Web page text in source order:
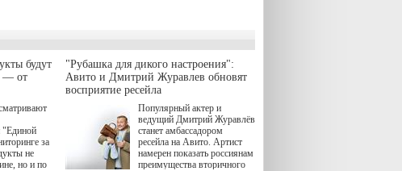
Главные
исполнили
Полина
Савостюк,
Кузьма
Жукова, а
target="_blank">"Холод"
</a> (18+) останется только
на экране — весь август по
четвергам продолжат
выходить новые эпизоды
сериала, в котором
беспощадным возмездием в
духе графа Монте-Кристо
занимается наша
современница.
будут
— от
"Единой
за
не
но и по
"Рубашка для дикого настроения":
Авито и Дмитрий Журавлев обновят
восприятие ресейла
Популярный актер и
ведущий Дмитрий Журавлёв
станет амбассадором
ресейла на Авито. Артист
намерен показать россиянам
преимущества вторичного